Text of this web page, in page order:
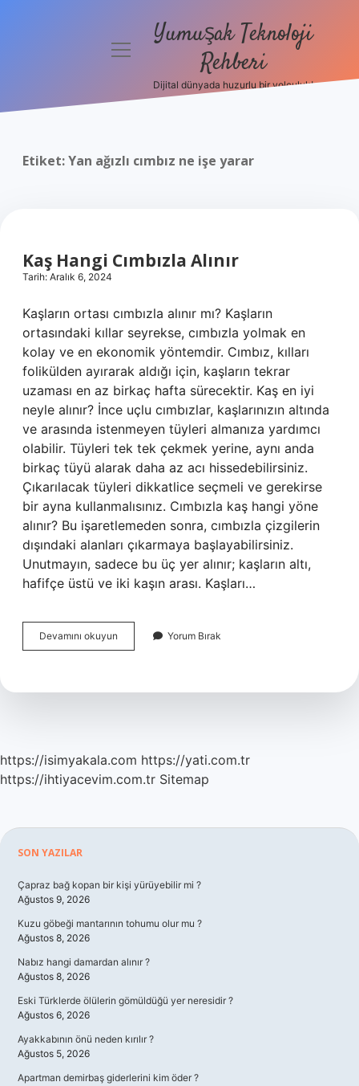
Politikası
menüyüYumuşak Teknoloji
Rehberi
Dijital dünyada huzurlu bir yolculuk!
Etiket:Yan ağızlı cımbız ne işe yarar
Kaş Hangi Cımbızla Alınır
Tarih: Aralık 6, 2024
Kaşların ortası cımbızla alınır mı? Kaşların
ortasındaki kıllar seyrekse, cımbızla yolmak en
kolay ve en ekonomik yöntemdir. Cımbız, kılları
folikülden ayırarak aldığı için, kaşların tekrar
uzaması en az birkaç hafta sürecektir. Kaş en iyi
neyle alınır? İnce uçlu cımbızlar, kaşlarınızın altında
ve arasında istenmeyen tüyleri almanıza yardımcı
olabilir. Tüyleri tek tek çekmek yerine, aynı anda
birkaç tüyü alarak daha az acı hissedebilirsiniz.
Çıkarılacak tüyleri dikkatlice seçmeli ve gerekirse
bir ayna kullanmalısınız. Cımbızla kaş hangi yöne
alınır? Bu işaretlemeden sonra, cımbızla çizgilerin
dışındaki alanları çıkarmaya başlayabilirsiniz.
Unutmayın, sadece bu üç yer alınır; kaşların altı,
hafifçe üstü ve iki kaşın arası. Kaşları…
Devamını okuyun
Hangi
Yorum Bırak
https://isimyakala.com https://yati.com.tr
https://ihtiyacevim.com.tr Sitemap
Sidebar
SON YAZILAR
Çapraz bağ kopan bir kişi yürüyebilir mi ?
Ağustos 9, 2026
Kuzu göbeği mantarının tohumu olur mu ?
Ağustos 8, 2026
Nabız hangi damardan alınır ?
Ağustos 8, 2026
Eski Türklerde ölülerin gömüldüğü yer neresidir ?
Ağustos 6, 2026
Ayakkabının önü neden kırılır ?
Ağustos 5, 2026
Apartman demirbaş giderlerini kim öder ?